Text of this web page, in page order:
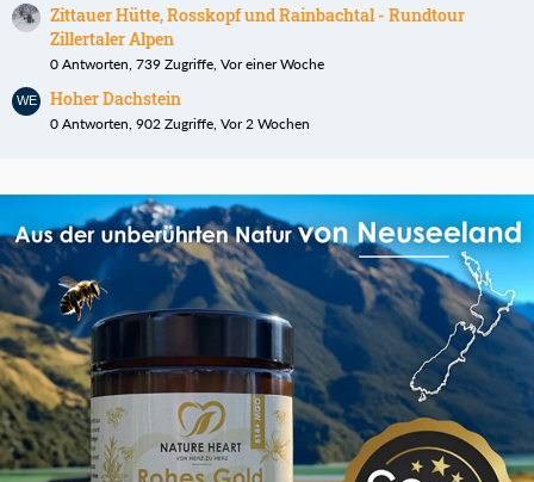
Zittauer Hütte, Rosskopf und Rainbachtal - Rundtour
Zillertaler Alpen
0 Antworten, 739 Zugriffe, Vor einer Woche
Hoher Dachstein
0 Antworten, 902 Zugriffe, Vor 2 Wochen